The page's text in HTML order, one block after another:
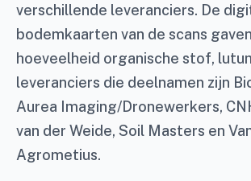
verschillende leveranciers. De
bodemkaarten van de scans
hoeveelheid organische stof,
leveranciers die deelnamen zijn
Aurea Imaging/Dronewerkers,
van der Weide, Soil Masters en
Agrometius.